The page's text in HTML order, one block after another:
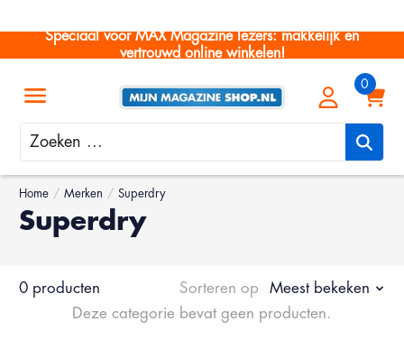
Speciaal voor MAX Magazine lezers: makkelijk en
vertrouwd online winkelen!
Zoeken
Home / Merken / Superdry
Superdry
0 producten Sorteren op
Meest bekeken
Deze categorie bevat geen producten.